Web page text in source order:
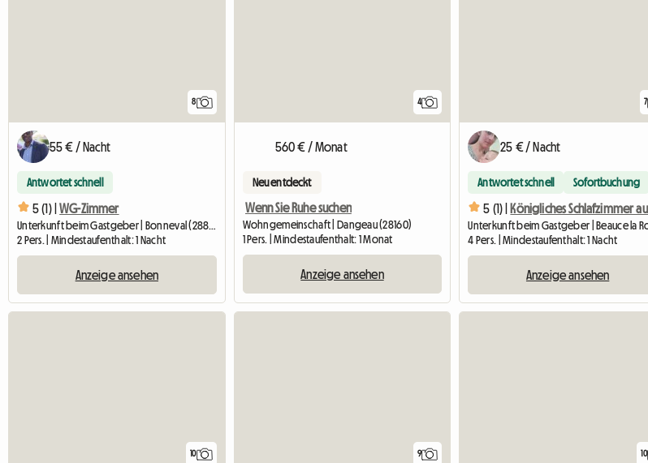
8
55 € / Nacht
Antwortet schnell
5 (1) | WG-Zimmer
Unterkunft beim Gastgeber | Bonneval (28800) | 20 M2
2 Pers. | Mindestaufenthalt: 1 Nacht
Anzeige ansehen
4
560 € / Monat
Neu entdeckt
Wenn Sie Ruhe suchen
Wohngemeinschaft | Dangeau (28160)
1 Pers. | Mindestaufenthalt: 1 Monat
Anzeige ansehen
7
25 € / Nacht
Antwortet schnell Sofortbuchung
5 (1) |
4 Pers. | Mindestaufenthalt: 1 Nacht
Anzeige ansehen
10 9 10